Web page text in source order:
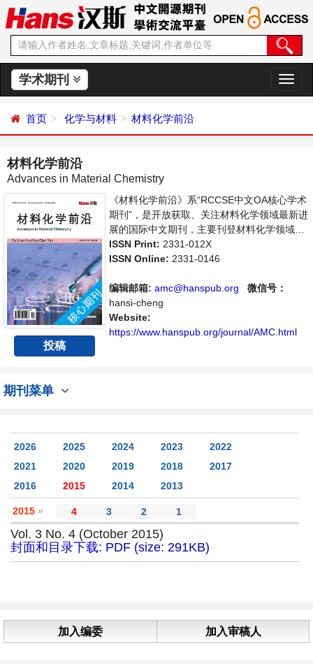
学术期刊
切
换
首页 化学与材料 材料化学前沿
材料化学前沿
Advances in Material Chemistry
投稿
《材料化学前沿》系“RCCSE中文OA核心学术
期刊”，是开放获取、关注材料化学领域最新进
展的国际中文期刊，主要刊登材料化学领域基
础研究及应用的原始性研究成果及前沿报道、
学者讨论和专业评论等多方面的论文。本刊支
术，集学术性、思想性为一体，旨在为世界范
围内的科学家、学者、科研人员提供一个传
播、分享和讨论材料化学领域内不同方向问题
与发展的交流平台。
ISSN Print: 2331-012X
ISSN Online: 2331-0146
编辑邮箱: amc@hanspub.org
微信号：
hansi-cheng
Website:
https://www.hanspub.org/journal/AMC.html
期刊菜单
2026 2025 2024 2023
2022
2021
2020 2019 2018
2017
2016
2015 2014 2013
2015 » 4 3 2 1
Vol. 3 No. 4 (October 2015)
封面和目录下载: PDF (size: 291KB)
加入编委 加入审稿人